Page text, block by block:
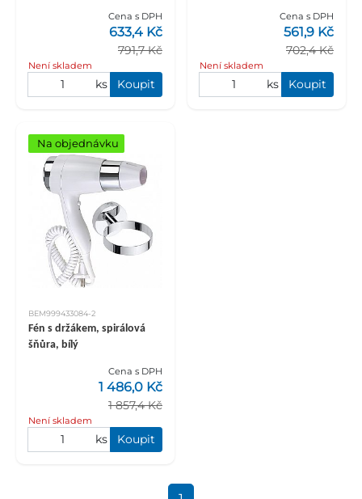
Cena s DPH
791,7 Kč
633,4 Kč
Není skladem
ks Koupit
Cena s DPH
702,4 Kč
561,9 Kč
Není skladem
ks Koupit
Na objednávku
BEM999433084-2
Fén s držákem, spirálová
šňůra, bílý
Cena s DPH
1 857,4 Kč
1 486,0 Kč
Není skladem
ks Koupit